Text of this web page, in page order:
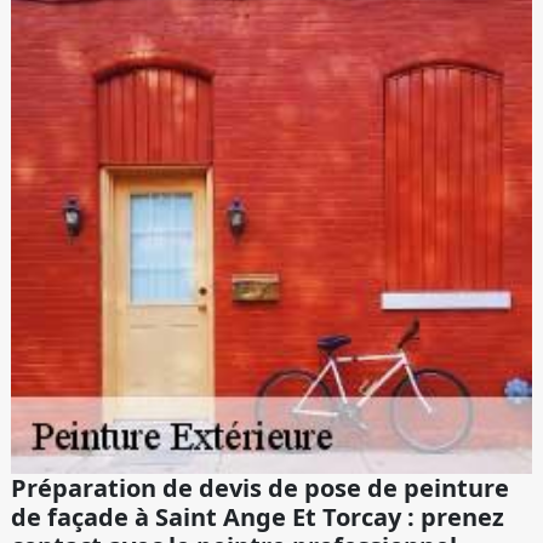
Préparation de devis de pose de peinture
de façade à Saint Ange Et Torcay : prenez